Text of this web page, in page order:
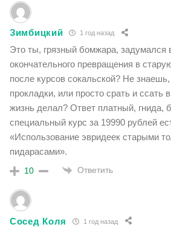
Зимбицкий 1 год назад
Это ты, грязный бомжара, задумался
окончательного превращения в
после курсов сокальской? Не
прокладки, или просто срать и ссать
жизнь делал? Ответ платный, гнида,
специальный курс за 19990 рублей
«Использование эвридеек старыми
пидарасами».
10 Ответить
Сосед Коля 1 год назад